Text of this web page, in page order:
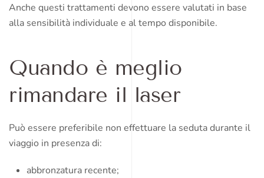
Anche questi trattamenti devono essere valutati in base
alla sensibilità individuale e al tempo disponibile.
Quando è meglio
rimandare il laser
Può essere preferibile non effettuare la seduta durante il
viaggio in presenza di:
abbronzatura recente;